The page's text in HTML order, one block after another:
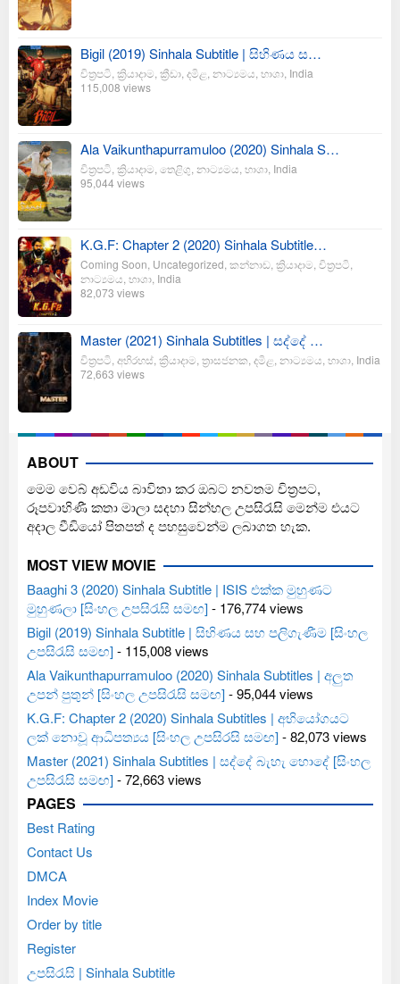
Bigil (2019) Sinhala Subtitle | සිහිණය ස…
චිත්‍රපටි ක්‍රියාදාම ක්‍රීඩා දමිළ නාට්‍යමය භාශා India
115,008 views
Ala Vaikunthapurramuloo (2020) Sinhala S…
චිත්‍රපටි ක්‍රියාදාම තෙළිගු නාට්‍යමය භාශා India
95,044 views
K.G.F: Chapter 2 (2020) Sinhala Subtitle…
Coming Soon Uncategorized කන්නාඩ ක්‍රියාදාම චිත්‍රපටි
නාට්‍යමය භාශා India
82,073 views
Master (2021) Sinhala Subtitles | සද්දේ …
චිත්‍රපටි අභිරහස් ක්‍රියාදාම ත්‍රාසජනක දමිළ නාට්‍යමය භාශා India
72,663 views
ABOUT
මෙම වෙබ් අඩවිය බාවිතා කර ඔබට නවතම චිත්‍රපට,
රූපවාහිණී කතා මාලා සදහා සින්හල උපසිරැසි මෙන්ම එයට
අදාල වීඩියෝ පිතපත් ද පහසුවෙන්ම ලබාගත හැක.
MOST VIEW MOVIE
Baaghi 3 (2020) Sinhala Subtitle | ISIS එක්ක මුහුණට
මුහුණලා [සිංහල උපසිරැසි සමඟ]- 176,774 views
Bigil (2019) Sinhala Subtitle | සිහිණය සහ පලිගැණීම [සිංහල
උපසිරැසි සමඟ]- 115,008 views
Ala Vaikunthapurramuloo (2020) Sinhala Subtitles | අලුත
උපන් පුතුන් [සිංහල උපසිරැසි සමඟ]- 95,044 views
K.G.F: Chapter 2 (2020) Sinhala Subtitles | අභියෝගයට
ලක් නොවූ ආධිපත්‍යය [සිංහල උපසිරසි සමඟ]- 82,073 views
Master (2021) Sinhala Subtitles | සද්දේ බැහැ හොදේ [සිංහල
උපසිරැසි සමඟ]- 72,663 views
PAGES
Best Rating
Contact Us
DMCA
Index Movie
Order by title
Register
උපසිරැසි | Sinhala Subtitle